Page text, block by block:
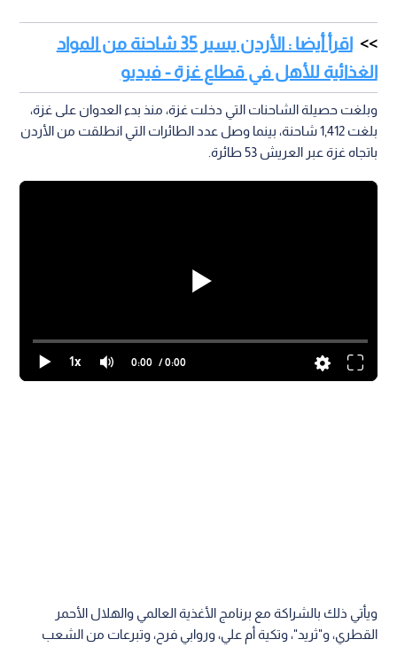
اقرأ أيضا : الأردن يسير 35 شاحنة من المواد
الغذائية للأهل في قطاع غزة - فيديو
وبلغت حصيلة الشاحنات التي دخلت غزة، منذ بدء العدوان على غزة،
بلغت 1,412 شاحنة، بينما وصل عدد الطائرات التي انطلقت من الأردن
باتجاه غزة عبر العريش 53 طائرة.
1x 0:00 / 0:00
ويأتي ذلك بالشراكة مع برنامج الأغذية العالمي والهلال الأحمر
القطري، و"ثريد"، وتكية أم علي، وروابي فرح، وتبرعات من الشعب